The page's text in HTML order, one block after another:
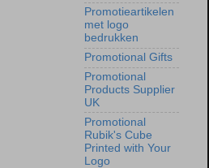
Promotieartikelen
met logo
bedrukken
Promotional Gifts
Promotional
Products Supplier
UK
Promotional
Rubik's Cube
Printed with Your
Logo